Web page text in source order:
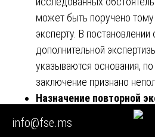
может быть поручено
эксперту. В постановлении
дополнительной
указываются основания,
заключение признано
Назначение повторной
Повторная экспертиза
возникновении сомнений в
info@fse.ms